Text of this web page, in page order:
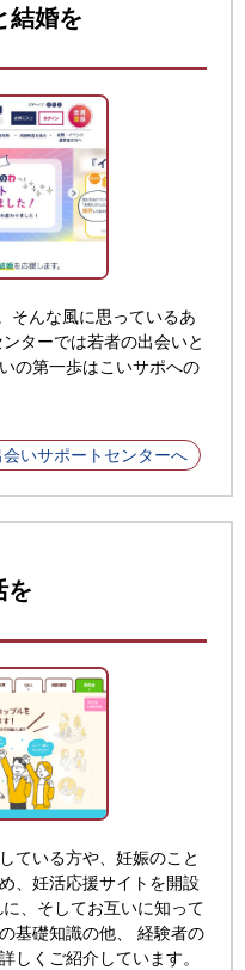
結婚を
そんな風に思っているあ
ターでは若者の出会いと
の第一歩はこいサポへの
いサポートセンターへ
を
ている方や、妊娠のこと
、妊活応援サイトを開設
、そしてお互いに知って
基礎知識の他、 経験者の
しくご紹介しています。